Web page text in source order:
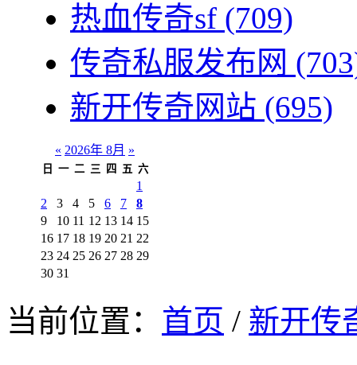
热血传奇sf (709)
传奇私服发布网
新开传奇网站 (695)
« 2026年 8月 »
日 一 二 三 四 五 六
1
2
3 4 5 6 7
8
9
10 11 12 13 14 15
16 17 18 19 20 21 22
23 24 25 26 27 28 29
30 31
当前位置： 首页 / 新开传